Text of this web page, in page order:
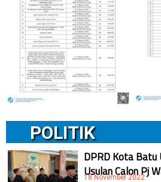
POLITIK
DPRD Kota Batu
Usulan Calon Pj
18 November 2022